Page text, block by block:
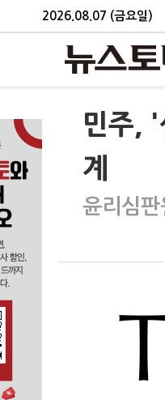
2026.08.07 (금요일)
민주, '
계
윤리심